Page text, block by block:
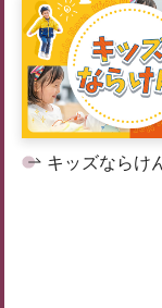
キッズならけ